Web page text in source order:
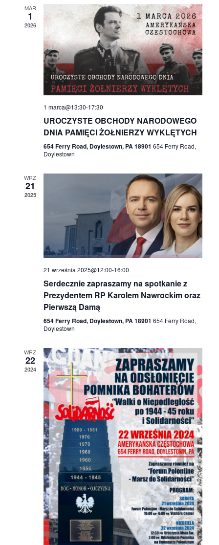
a
r
z
e
n
i
S
e
a
r
c
h
n
d
V
i
e
w
s
r
z
e
n
i
V
i
w
s
N
a
v
g
a
i
o
n
MAR
1
2026
1 marca@13:30-17:30
UROCZYSTE OBCHODY NARODOWEGO
DNIA PAMIĘCI ŻOŁNIERZY WYKLĘTYCH
654 Ferry Road, Doylestown, PA 18901 654 Ferry Road,
Doylestown
WRZ
21
2025
21 września 2025@12:00-16:00
Serdecznie zapraszamy na spotkanie z
Prezydentem RP Karolem Nawrockim oraz
Pierwszą Damą
654 Ferry Road, Doylestown, PA 18901 654 Ferry Road,
Doylestown
WRZ
22
2024